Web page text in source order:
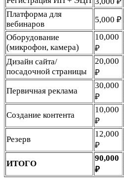
Платформа для
вебинаров
5,000 ₽
Оборудование
(микрофон, камера)
10,000
₽
Дизайн сайта/
посадочной страницы
20,000
₽
Первичная реклама
30,000
₽
Создание контента
10,000
₽
Резерв
12,000
₽
ИТОГО
90,000
₽